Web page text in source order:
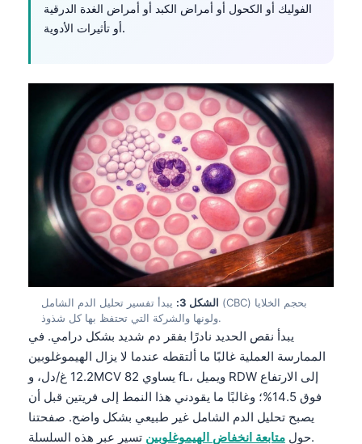
الفوليك أو الكحول أو أمراض الكبد أو أمراض الغدة الدرقية
أو تأثيرات الأدوية.
الشكل 3:
يبدأ تفسير تحليل الدم الشامل (CBC) بحجم الخلايا
ولونها والشركة التي تحتفظ بها كل شذوذ.
يبدأ نقص الحديد نادرًا بفقر دم شديد بشكل درامي. في
الممارسة العملية غالبًا ما ألتقطه عندما لا يزال الهيموغلوبين
12.2 غ/دل، وMCV يساوي 82 fL، ويميل RDW إلى الارتفاع
فوق 14.5%؛ وغالبًا ما يقودني هذا النمط إلى فريتين قبل أن
يصبح تحليل الدم الشامل غير طبيعي بشكل واضح. صفحتنا
حول متابعة انخفاض الهيموغلوبين تسير عبر هذه السلسلة.